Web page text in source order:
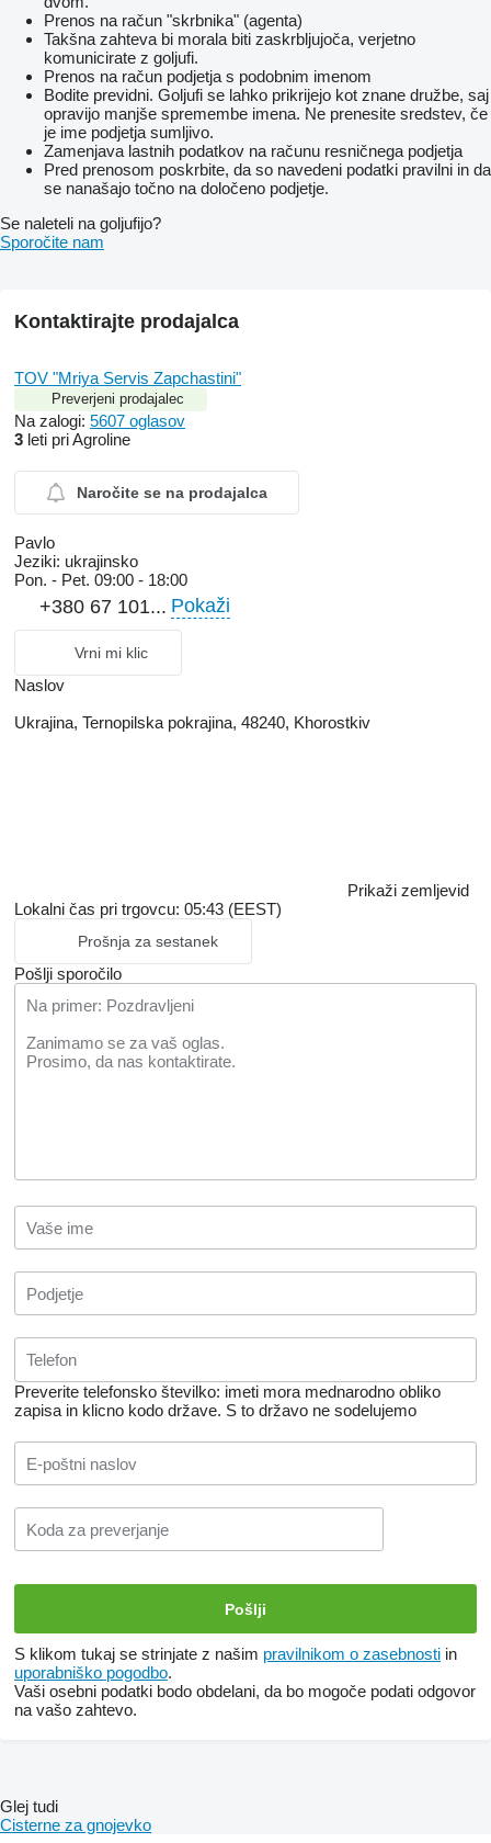
Prenos na račun "skrbnika" (agenta)
Takšna zahteva bi morala biti zaskrbljujoča, verjetno
komunicirate z goljufi.
Prenos na račun podjetja s podobnim imenom
Bodite previdni. Goljufi se lahko prikrijejo kot znane družbe, saj
opravijo manjše spremembe imena. Ne prenesite sredstev, če
je ime podjetja sumljivo.
Zamenjava lastnih podatkov na računu resničnega podjetja
Pred prenosom poskrbite, da so navedeni podatki pravilni in da
se nanašajo točno na določeno podjetje.
Se naleteli na goljufijo?
Sporočite nam
Kontaktirajte prodajalca
TOV "Mriya Servis Zapchastini"
Preverjeni prodajalec
Na zalogi: 5607 oglasov
3 leti pri Agroline
Naročite se na prodajalca
Pavlo
Jeziki: ukrajinsko
Pon. - Pet. 09:00 - 18:00
+380 67 101... Pokaži
Vrni mi klic
Naslov
Ukrajina, Ternopilska pokrajina, 48240, Khorostkiv
Prikaži zemljevid
Lokalni čas pri trgovcu: 05:43 (EEST)
Prošnja za sestanek
Pošlji sporočilo
Preverite telefonsko številko: imeti mora mednarodno obliko
zapisa in klicno kodo države. S to državo ne sodelujemo
S klikom tukaj se strinjate z našim pravilnikom o zasebnosti in
uporabniško pogodbo.
Vaši osebni podatki bodo obdelani, da bo mogoče podati odgovor
na vašo zahtevo.
Glej tudi
Cisterne za gnojevko